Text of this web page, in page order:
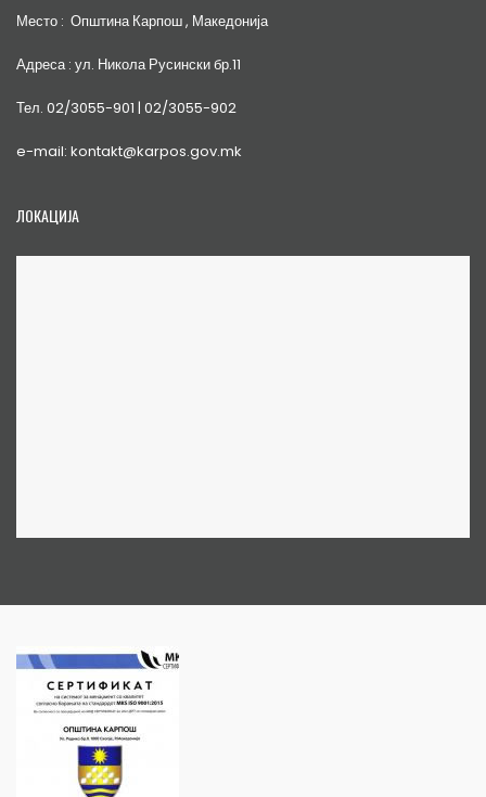
Место : Општина Карпош , Македонија
Адреса : ул. Никола Русински бр.11
Тел. 02/3055-901 | 02/3055-902
e-mail: kontakt@karpos.gov.mk
ЛОКАЦИЈА